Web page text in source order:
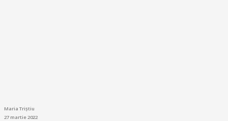
Maria Triștiu
27 martie 2022